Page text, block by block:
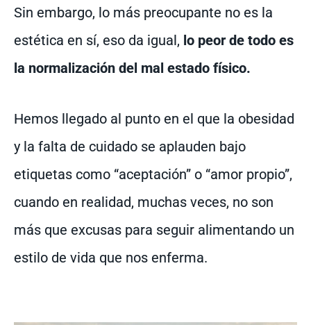
Sin embargo, lo más preocupante no es la
estética en sí, eso da igual, lo peor de todo es
la normalización del mal estado físico.
Hemos llegado al punto en el que la obesidad
y la falta de cuidado se aplauden bajo
etiquetas como “aceptación” o “amor propio”,
cuando en realidad, muchas veces, no son
más que excusas para seguir alimentando un
estilo de vida que nos enferma.